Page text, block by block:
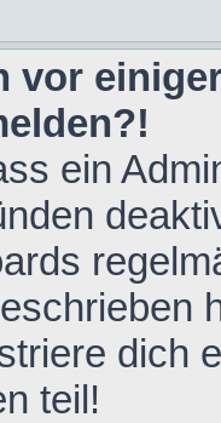
vor
ein
dich
teil!